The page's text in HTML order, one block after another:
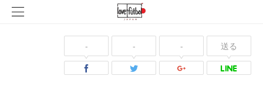
- - - 送る